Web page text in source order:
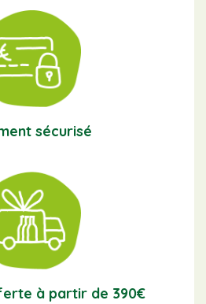
sécurisé
à partir de 390€